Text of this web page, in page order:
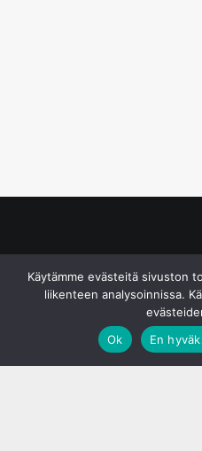
Käytämme evästeitä sivuston
liikenteen analysoinnissa.
Ok
En